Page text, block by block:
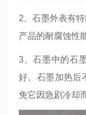
2、石墨外表有
产品的耐腐蚀性
3、石墨中的石
好。石墨加热后
免它因急剧冷却